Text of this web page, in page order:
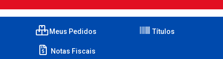
Meus Pedidos Títulos
Notas Fiscais